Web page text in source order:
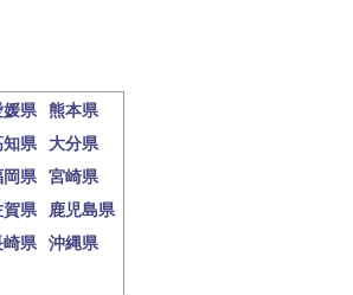
媛県
熊本県
知県
大分県
岡県
宮崎県
賀県
鹿児島県
崎県
沖縄県